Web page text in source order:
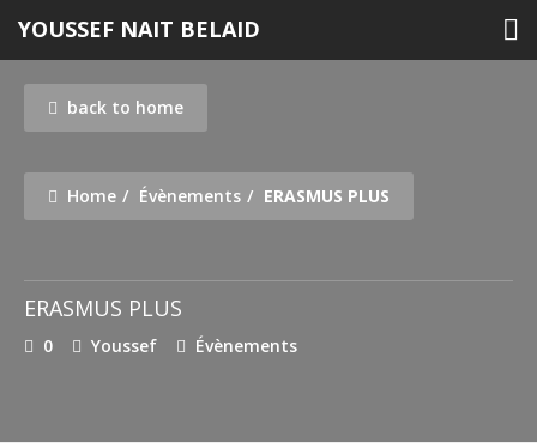
content
YOUSSEF NAIT BELAID
back to home
Home Évènements ERASMUS PLUS
ERASMUS PLUS
0 Youssef Évènements